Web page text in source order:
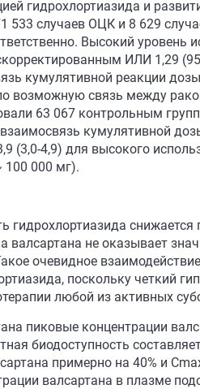
гидрохлортиазида и
533 случаев ОЦК и 8 629
Высокий уровень
ИЛИ 1,29
кумулятивной реакции
возможную связь между
63 067 контрольным
кумулятивной
(3,0-4,9) для высокого
100 000 мг).
гидрохлортиазида
валсартана не оказывает
очевидное
поскольку четкий
любой из активных
пиковые концентрации
биодоступность
примерно на 40% и
валсартана в плазме